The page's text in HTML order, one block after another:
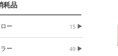
耗品
ー 15
ー 49